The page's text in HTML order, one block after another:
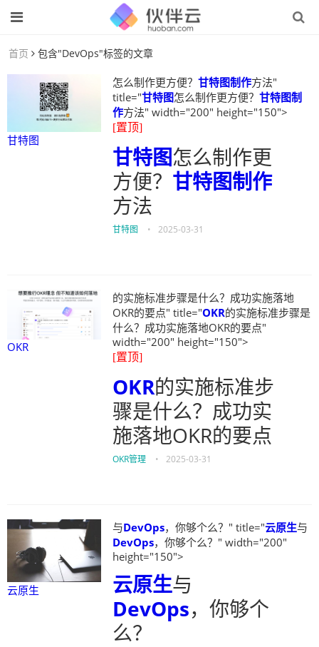
首页 包含"DevOps"标签的文章
甘特图
怎么制作更方便？ 甘特图制作方法"
title="甘特图怎么制作更方便？ 甘特图制
作方法" width="200" height="150">
[置顶]
甘特图怎么制作更
方便？ 甘特图制作
方法
甘特图 • 2025-03-31
OKR
的实施标准步骤是什么？成功实施落地
OKR的要点" title="OKR的实施标准步骤是
什么？成功实施落地OKR的要点"
width="200" height="150">
[置顶]
OKR的实施标准步
骤是什么？成功实
施落地OKR的要点
OKR管理 • 2025-03-31
云原生
与DevOps，你够个么？" title="云原生与
DevOps，你够个么？" width="200"
height="150">
云原生与
DevOps，你够个
么？